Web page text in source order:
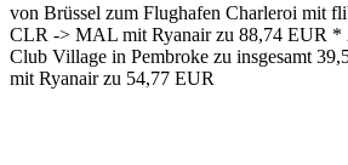
von Brüssel zum Flughafen Charleroi mit
CLR -> MAL mit Ryanair zu 88,74 EUR *
Club Village in Pembroke zu insgesamt
mit Ryanair zu 54,77 EUR